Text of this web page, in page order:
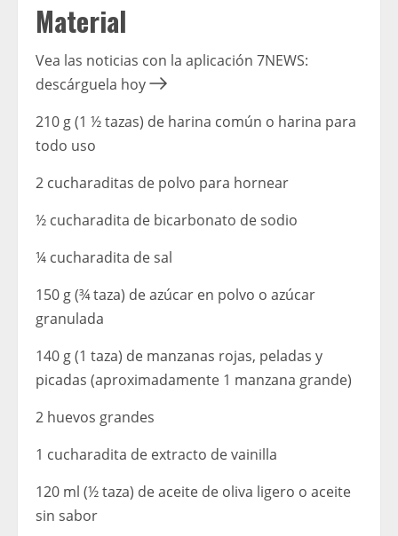
Material
Vea las noticias con la aplicación 7NEWS:
descárguela hoy
210 g (1 ½ tazas) de harina común o harina para
todo uso
2 cucharaditas de polvo para hornear
½ cucharadita de bicarbonato de sodio
¼ cucharadita de sal
150 g (¾ taza) de azúcar en polvo o azúcar
granulada
140 g (1 taza) de manzanas rojas, peladas y
picadas (aproximadamente 1 manzana grande)
2 huevos grandes
1 cucharadita de extracto de vainilla
120 ml (½ taza) de aceite de oliva ligero o aceite
sin sabor